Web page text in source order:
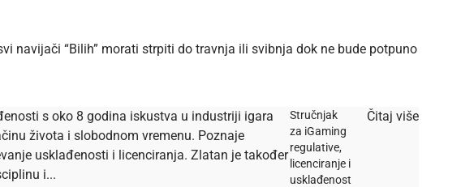
navijači “Bilih” morati strpiti do travnja ili svibnja dok ne bude potpuno
s oko 8 godina iskustva u industriji igara
života i slobodnom vremenu. Poznaje
usklađenosti i licenciranja. Zlatan je također
i...
Stručnjak
za iGaming
regulative,
licenciranje i
usklađenost
Čitaj više